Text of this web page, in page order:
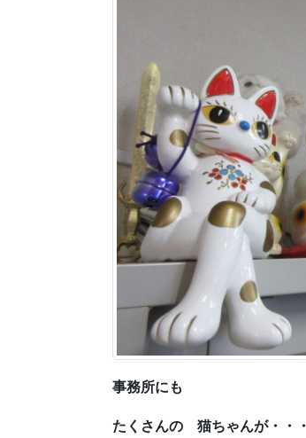
事務所にも
たくさんの 猫ちゃんが・・・